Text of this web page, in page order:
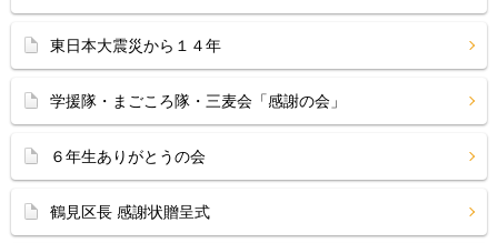
東日本大震災から１４年
学援隊・まごころ隊・三麦会「感謝の会」
６年生ありがとうの会
鶴見区長 感謝状贈呈式